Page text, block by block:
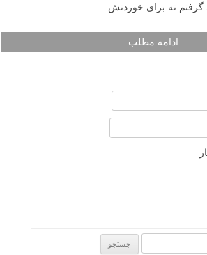
نه برای خوردنش.
ادامه مطلب